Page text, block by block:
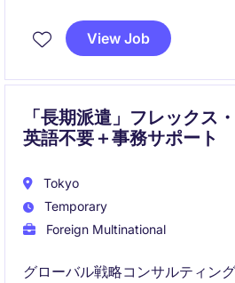
バルな組織運営に貢献していただ
View Job
「長期派遣」フレックス
英語不要＋事務サポート
Tokyo
Temporary
Foreign Multinational
グローバル戦略コンサルティン